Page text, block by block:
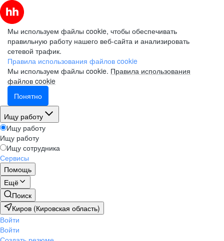
Мы используем файлы cookie, чтобы обеспечивать
правильную работу нашего веб-сайта и анализировать
сетевой трафик.
Правила использования файлов cookie
Мы используем файлы cookie. Правила использования
файлов cookie
Понятно
Ищу работу
Ищу работу
Ищу работу
Ищу сотрудника
Сервисы
Помощь
Ещё
Поиск
Киров (Кировская область)
Войти
Войти